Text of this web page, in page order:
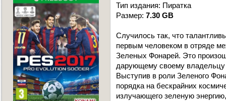
Тип издания: Пиратка
Размер: 7.30 GB
Случилось так, что
первым человеком в отряде
Зеленых Фонарей. Это
дарующему своему владельцу
Выступив в роли Зеленого
порядка на бескрайних
излучающего зеленую